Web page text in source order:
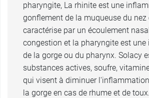
des troubles d'ordre digestif :
vomissements, maux de
des troubles cutanés :
démangeaisons, urticaire et
Conditionnement :
pharyngite, La rhinite est une
gonflement de la muqueuse du nez
caractérise par un écoulement
congestion et la pharyngite est
de la gorge ou du pharynx. Solacy
substances actives, soufre,
qui visent à diminuer
la gorge en cas de rhume et de